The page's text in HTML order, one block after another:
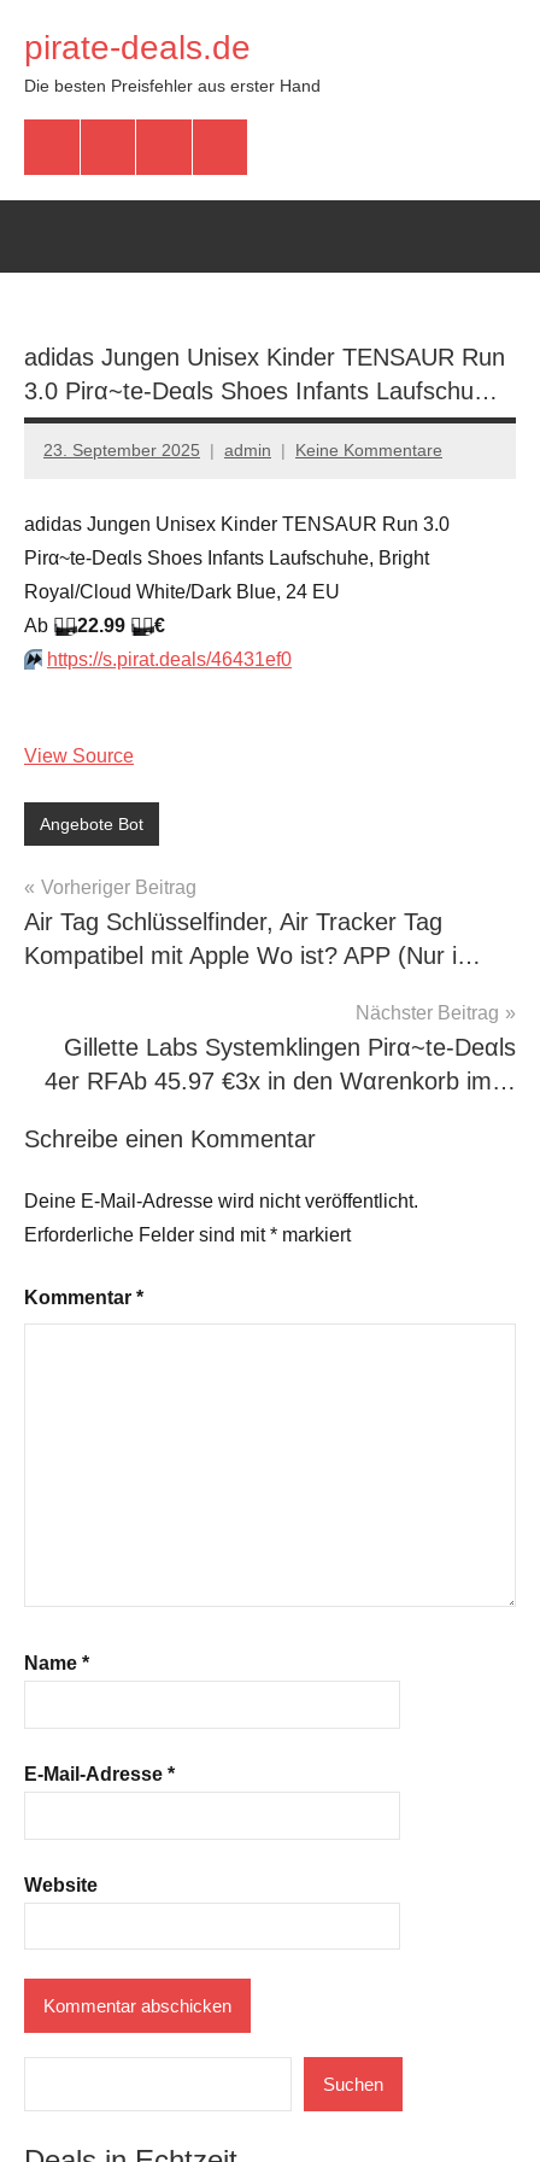
Inhalt
springen
pirate-deals.de
Die besten Preisfehler aus erster Hand
adidas Jungen Unisex Kinder TENSAUR Run
3.0 Pirα~tе-Dеαls Shoes Infants Laufschu…
23. September 2025 admin Keine Kommentare
adidas Jungen Unisex Kinder TENSAUR Run 3.0
Pirα~tе-Dеαls Shoes Infants Laufschuhe, Bright
Royal/Cloud White/Dark Blue, 24 EU
Аb 🏴‍☠️22.99 🏴‍☠️€
⏩️ https://s.pirat.deals/46431ef0
View Source
Angebote Bot
Beitragsnavigation
Vorheriger Beitrag
Air Tag Schlüsselfinder, Air Tracker Tag
Kompatibel mit Apple Wo ist? APP (Nur i…
Nächster Beitrag
Gillette Labs Systemklingen Pirα~tе-Dеαls
4er RFАb 45.97 €3x in dеn Wαrеnkοrb im…
Schreibe einen Kommentar
Deine E-Mail-Adresse wird nicht veröffentlicht.
Erforderliche Felder sind mit* markiert
Kommentar *
Name *
E-Mail-Adresse *
Website
Suchen